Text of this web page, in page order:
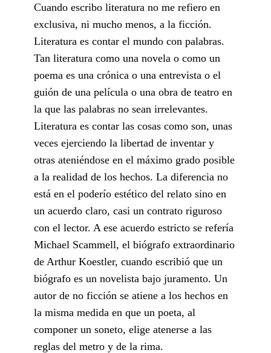
Cuando escribo literatura no me refiero en
exclusiva, ni mucho menos, a la ficción.
Literatura es contar el mundo con palabras.
Tan literatura como una novela o como un
poema es una crónica o una entrevista o el
guión de una película o una obra de teatro en
la que las palabras no sean irrelevantes.
Literatura es contar las cosas como son, unas
veces ejerciendo la libertad de inventar y
otras ateniéndose en el máximo grado posible
a la realidad de los hechos. La diferencia no
está en el poderío estético del relato sino en
un acuerdo claro, casi un contrato riguroso
con el lector. A ese acuerdo estricto se refería
Michael Scammell, el biógrafo extraordinario
de Arthur Koestler, cuando escribió que un
biógrafo es un novelista bajo juramento. Un
autor de no ficción se atiene a los hechos en
la misma medida en que un poeta, al
componer un soneto, elige atenerse a las
reglas del metro y de la rima.